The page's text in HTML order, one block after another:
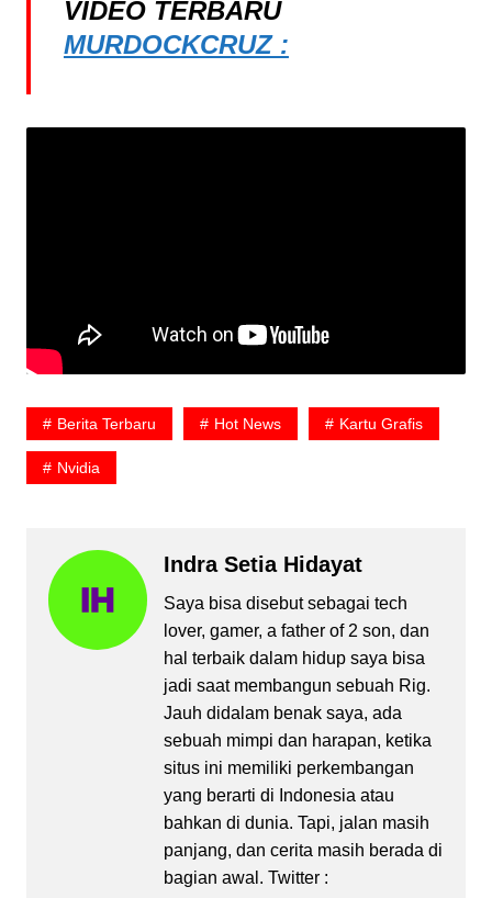
VIDEO TERBARU
MURDOCKCRUZ :
Berita Terbaru Hot News Kartu Grafis
Nvidia
Indra Setia Hidayat
Saya bisa disebut sebagai tech
lover, gamer, a father of 2 son, dan
hal terbaik dalam hidup saya bisa
jadi saat membangun sebuah Rig.
Jauh didalam benak saya, ada
sebuah mimpi dan harapan, ketika
situs ini memiliki perkembangan
yang berarti di Indonesia atau
bahkan di dunia. Tapi, jalan masih
panjang, dan cerita masih berada di
bagian awal. Twitter :